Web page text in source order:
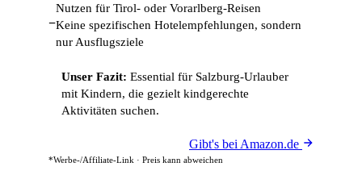
Nutzen für Tirol- oder Vorarlberg-Reisen
−Keine spezifischen Hotelempfehlungen, sondern
nur Ausflugsziele
Unser Fazit: Essential für Salzburg-Urlauber
mit Kindern, die gezielt kindgerechte
Aktivitäten suchen.
Gibt's bei Amazon.de
*Werbe-/Affiliate-Link · Preis kann abweichen